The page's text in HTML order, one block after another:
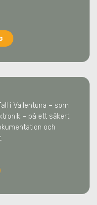
i Vallentuna – som
– på ett säkert
och